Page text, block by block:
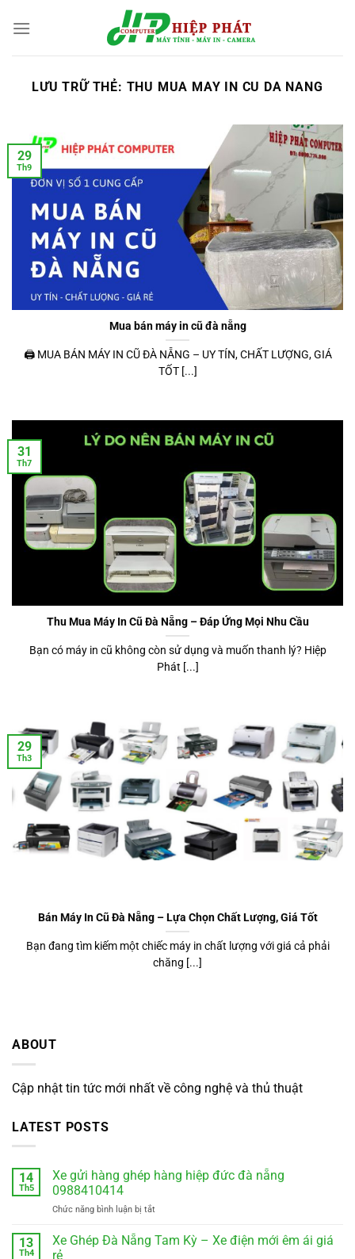
đến
LƯU TRỮ THẺ: THU MUA MAY IN CU DA NANG
ABOUT
Cập nhật tin tức mới nhất về công nghệ và thủ thuật
LATEST POSTS
14
Th5
Xe gửi hàng ghép hàng hiệp đức đà nẵng
0988410414
Chức năng bình luận bị tắtở
gửi
13
Th4
Xe Ghép Đà Nẵng Tam Kỳ – Xe điện mới êm ái giá
rẻ
Mua bán máy in cũ đà nẵng
🖨️ MUA BÁN MÁY IN CŨ ĐÀ NẴNG – UY TÍN, CHẤT LƯỢNG, GIÁ
TỐT [...]
29
Th9
Thu Mua Máy In Cũ Đà Nẵng – Đáp Ứng Mọi Nhu Cầu
Bạn có máy in cũ không còn sử dụng và muốn thanh lý? Hiệp
Phát [...]
31
Th7
Bán Máy In Cũ Đà Nẵng – Lựa Chọn Chất Lượng, Giá Tốt
Bạn đang tìm kiếm một chiếc máy in chất lượng với giá cả phải
chăng [...]
29
Th3